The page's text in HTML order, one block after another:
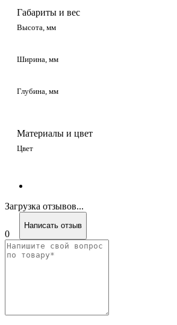
Габариты и вес
Высота, мм
Ширина, мм
Глубина, мм
Материалы и цвет
Цвет
Загрузка отзывов...
0
Написать отзыв